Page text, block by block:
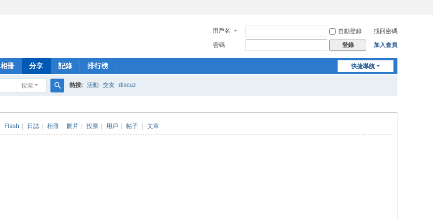
用戶名 自動登錄
找回密碼
密碼
登錄 加入會員
快捷導航
相冊 分享 記錄 排行榜
搜索
索
熱搜: 活動 交友 discuz
Flash 日誌 相冊 圖片 投票 用戶 帖子 文章